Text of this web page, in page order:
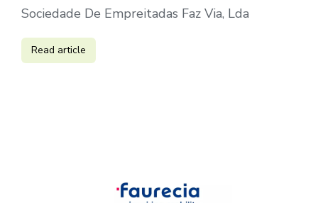
Sociedade De Empreitadas Faz Via, Lda
Read article